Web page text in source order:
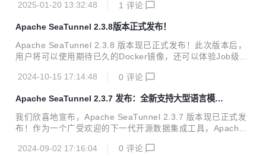
行等多个功能更新！ 作为一款开源、分布式的数据集成平台，
业用户带来了更加全面的支持。 :inbox_tray: 2.3.9版本下
载：https://seatunnel.apache.org/download/ :closed_boo
k: Release Note：https://github.com/apache/seatunnel/tr
2025-01-20 13:32:48 1 评论
Apache SeaTunnel 2.3.8版本正式发布！
Apache SeaTunnel 2.3.8 版本现已正式发布！此次版本后，
用户将可以使用期待已久的Docker镜像，还可以体验Job级别
e SeaTunnel 2.3.8 版本中的关键更新内容，欢迎更多开发者
seatunnel.apache.org/download/ Release Note：https://gi
thub.com/apache/seatunnel/releases/tag/2.3.8 重点更新 J
ob级别日志 此次更新中，我们对日志功能进行了优...
2024-10-15 17:14:48 0 评论
Apache SeaTunnel 2.3.7 发布：全新支持大型语言模型
数据转换
我们欣喜地宣布，Apache SeaTunnel 2.3.7 版本现已正式发
布！作为一个广受欢迎的下一代开源数据集成工具，Apache
和集成能力。此次版本更新不仅引入了如 LLM（大型语言模
2024-09-02 17:16:04 0 评论